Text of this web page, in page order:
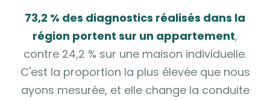
73,2 % des diagnostics réalisés dans la
région portent sur un appartement,
contre 24,2 % sur une maison individuelle.
C'est la proportion la plus élevée que nous
ayons mesurée, et elle change la conduite